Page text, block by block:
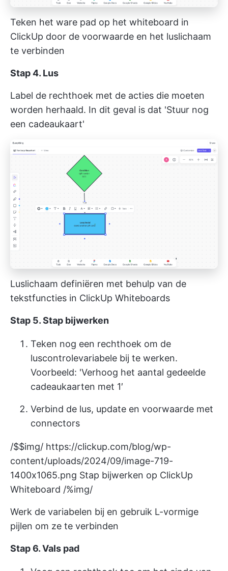
Teken het ware pad op het whiteboard in
ClickUp door de voorwaarde en het luslichaam
te verbinden
Stap 4. Lus
Label de rechthoek met de acties die moeten
worden herhaald. In dit geval is dat 'Stuur nog
een cadeaukaart'
Luslichaam definiëren met behulp van de
tekstfuncties in ClickUp Whiteboards
Stap 5. Stap bijwerken
Teken nog een rechthoek om de
luscontrolevariabele bij te werken.
Voorbeeld: 'Verhoog het aantal gedeelde
cadeaukaarten met 1′
Verbind de lus, update en voorwaarde met
connectors
/$$img/ https://clickup.com/blog/wp-
content/uploads/2024/09/image-719-
1400x1065.png Stap bijwerken op ClickUp
Whiteboard /%img/
Werk de variabelen bij en gebruik L-vormige
pijlen om ze te verbinden
Stap 6. Vals pad